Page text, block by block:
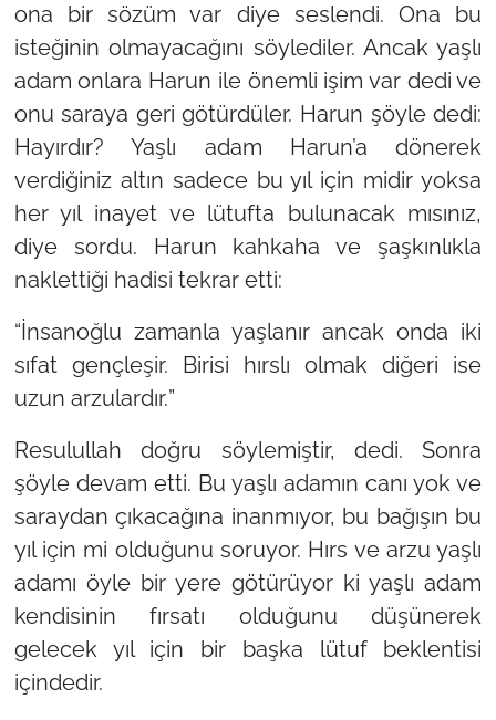
ona bir sözüm var diye seslendi. Ona bu
isteğinin olmayacağını söylediler. Ancak yaşlı
adam onlara Harun ile önemli işim var dedi ve
onu saraya geri götürdüler. Harun şöyle dedi:
Hayırdır? Yaşlı adam Harun’a dönerek
verdiğiniz altın sadece bu yıl için midir yoksa
her yıl inayet ve lütufta bulunacak mısınız,
diye sordu. Harun kahkaha ve şaşkınlıkla
naklettiği hadisi tekrar etti:
“İnsanoğlu zamanla yaşlanır ancak onda iki
sıfat gençleşir. Birisi hırslı olmak diğeri ise
uzun arzulardır.”
Resulullah doğru söylemiştir, dedi. Sonra
şöyle devam etti. Bu yaşlı adamın canı yok ve
saraydan çıkacağına inanmıyor, bu bağışın bu
yıl için mi olduğunu soruyor. Hırs ve arzu yaşlı
adamı öyle bir yere götürüyor ki yaşlı adam
kendisinin fırsatı olduğunu düşünerek
gelecek yıl için bir başka lütuf beklentisi
içindedir.